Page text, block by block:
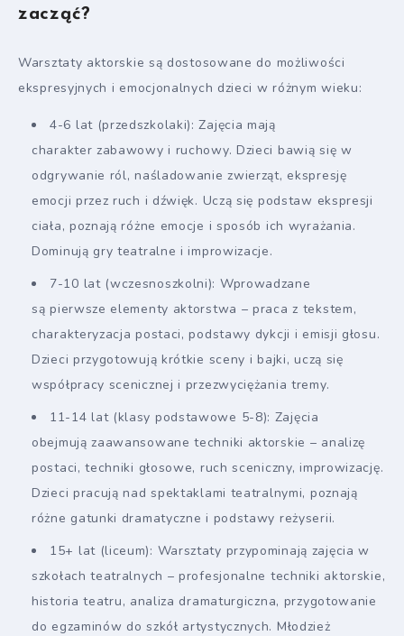
zacząć?
Warsztaty aktorskie są dostosowane do możliwości
ekspresyjnych i emocjonalnych dzieci w różnym wieku:
4-6 lat (przedszkolaki): Zajęcia mają
charakter zabawowy i ruchowy. Dzieci bawią się w
odgrywanie ról, naśladowanie zwierząt, ekspresję
emocji przez ruch i dźwięk. Uczą się podstaw ekspresji
ciała, poznają różne emocje i sposób ich wyrażania.
Dominują gry teatralne i improwizacje.
7-10 lat (wczesnoszkolni): Wprowadzane
są pierwsze elementy aktorstwa – praca z tekstem,
charakteryzacja postaci, podstawy dykcji i emisji głosu.
Dzieci przygotowują krótkie sceny i bajki, uczą się
współpracy scenicznej i przezwyciężania tremy.
11-14 lat (klasy podstawowe 5-8): Zajęcia
obejmują zaawansowane techniki aktorskie – analizę
postaci, techniki głosowe, ruch sceniczny, improwizację.
Dzieci pracują nad spektaklami teatralnymi, poznają
różne gatunki dramatyczne i podstawy reżyserii.
15+ lat (liceum): Warsztaty przypominają zajęcia w
szkołach teatralnych – profesjonalne techniki aktorskie,
historia teatru, analiza dramaturgiczna, przygotowanie
do egzaminów do szkół artystycznych. Młodzież